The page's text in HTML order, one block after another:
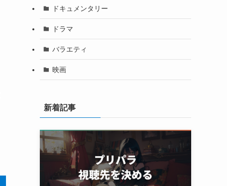
ドキュメンタリー
ドラマ
バラエティ
映画
新着記事